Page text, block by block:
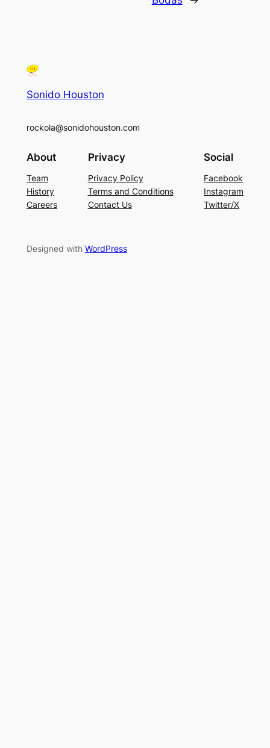
Sonido Houston
rockola@sonidohouston.com
About
Team
History
Careers
Privacy
Privacy Policy
Terms and Conditions
Contact Us
Social
Facebook
Instagram
Twitter/X
Designed with WordPress